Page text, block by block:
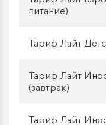
питание)
Тариф Лайт
Тариф Лайт
(завтрак)
Тариф Лайт